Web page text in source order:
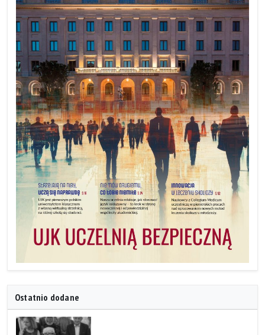
Ostatnio dodane